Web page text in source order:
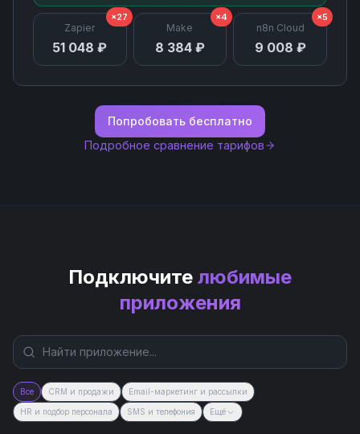
Zapier
51 048 ₽
×27
Make
8 384 ₽
×4
n8n Cloud
9 008 ₽
×5
Попробовать бесплатно
Подробное сравнение тарифов
Подключите любимые
приложения
Все CRM и продажи Email-маркетинг и рассылки
HR и подбор персонала SMS и телефония Ещё